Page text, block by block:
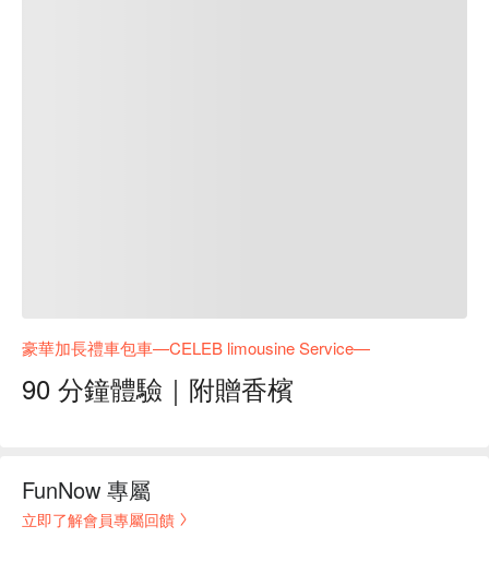
豪華加長禮車包車—CELEB limousine Service—
90 分鐘體驗｜附贈香檳
FunNow 專屬
立即了解會員專屬回饋